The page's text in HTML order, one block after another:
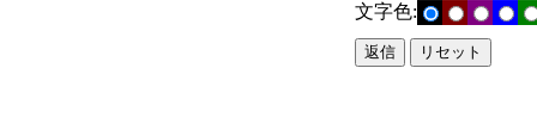
文字色: